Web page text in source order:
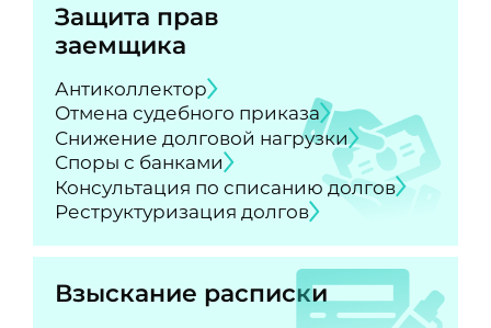
Защита прав
заемщика
Антиколлектор
Отмена судебного приказа
Снижение долговой нагрузки
Споры с банками
Консультация по списанию долгов
Реструктуризация долгов
Взыскание расписки